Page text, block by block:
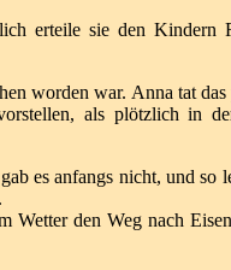
erteile sie den Kindern
worden war. Anna tat
als plötzlich in
es anfangs nicht, und so
Wetter den Weg nach